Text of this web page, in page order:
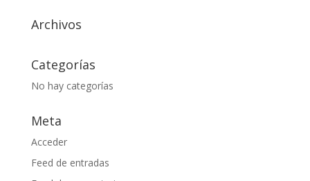
Archivos
Categorías
No hay categorías
Meta
Acceder
Feed de entradas